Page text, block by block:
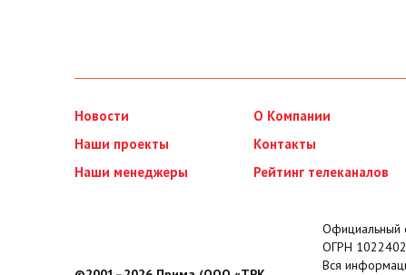
Новости
Наши проекты
Наши менеджеры
О Компании
Контакты
Рейтинг телеканалов
Официальный
ОГРН
Вся